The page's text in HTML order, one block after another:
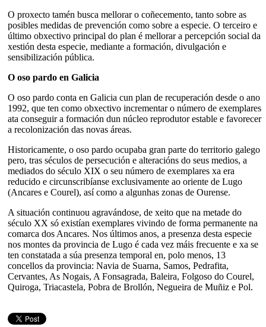
O proxecto tamén busca mellorar o coñecemento, tanto sobre as
posibles medidas de prevención como sobre a especie. O terceiro e
último obxectivo principal do plan é mellorar a percepción social da
xestión desta especie, mediante a formación, divulgación e
sensibilización pública.
O oso pardo en Galicia
O oso pardo conta en Galicia cun plan de recuperación desde o ano
1992, que ten como obxectivo incrementar o número de exemplares
ata conseguir a formación dun núcleo reprodutor estable e favorecer
a recolonización das novas áreas.
Historicamente, o oso pardo ocupaba gran parte do territorio galego
pero, tras séculos de persecución e alteracións do seus medios, a
mediados do século XIX o seu número de exemplares xa era
reducido e circunscribíanse exclusivamente ao oriente de Lugo
(Ancares e Courel), así como a algunhas zonas de Ourense.
A situación continuou agravándose, de xeito que na metade do
século XX só existían exemplares vivindo de forma permanente na
comarca dos Ancares. Nos últimos anos, a presenza desta especie
nos montes da provincia de Lugo é cada vez máis frecuente e xa se
ten constatada a súa presenza temporal en, polo menos, 13
concellos da provincia: Navia de Suarna, Samos, Pedrafita,
Cervantes, As Nogais, A Fonsagrada, Baleira, Folgoso do Courel,
Quiroga, Triacastela, Pobra de Brollón, Negueira de Muñiz e Pol.